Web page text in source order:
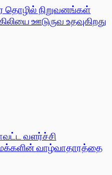
தொழில் நிறுவனங்கள்
ஊடுருவ உதவுகிறது
வளர்ச்சி
வாழ்வாதாரத்தை